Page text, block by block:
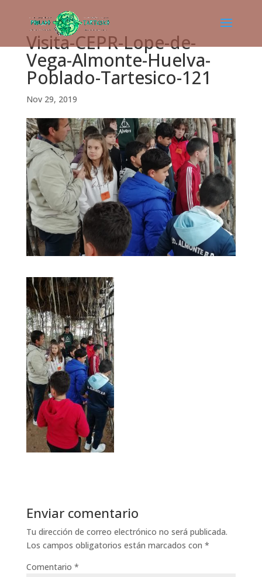
Visita-CEPR-Lope-de-
Vega-Almonte-Huelva-
Poblado-Tartesico-121
Nov 29, 2019
Enviar comentario
Tu dirección de correo electrónico no será publicada.
Los campos obligatorios están marcados con *
Comentario *